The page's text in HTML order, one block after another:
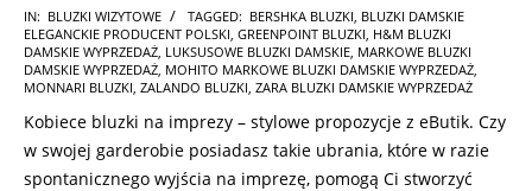
2025-
01-
22
IN: BLUZKI WIZYTOWE TAGGED: BERSHKA BLUZKI BLUZKI DAMSKIE
ELEGANCKIE PRODUCENT POLSKI GREENPOINT BLUZKI H&M BLUZKI
DAMSKIE WYPRZEDAŻ LUKSUSOWE BLUZKI DAMSKIE MARKOWE BLUZKI
DAMSKIE WYPRZEDAŻ MOHITO MARKOWE BLUZKI DAMSKIE WYPRZEDAŻ
MONNARI BLUZKI ZALANDO BLUZKI ZARA BLUZKI DAMSKIE WYPRZEDAŻ
Kobiece bluzki na imprezy – stylowe propozycje z eButik. Czy
w swojej garderobie posiadasz takie ubrania, które w razie
spontanicznego wyjścia na imprezę, pomogą Ci stworzyć